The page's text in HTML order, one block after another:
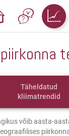
Täheldatud
kliimatrendid
võib aasta-